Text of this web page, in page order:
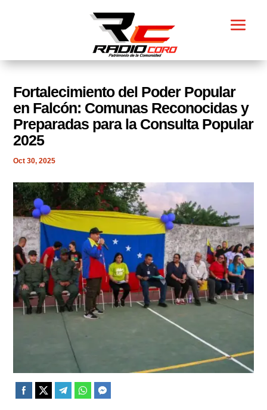
Fortalecimiento del Poder Popular
en Falcón: Comunas Reconocidas y
Preparadas para la Consulta Popular
2025
Oct 30, 2025